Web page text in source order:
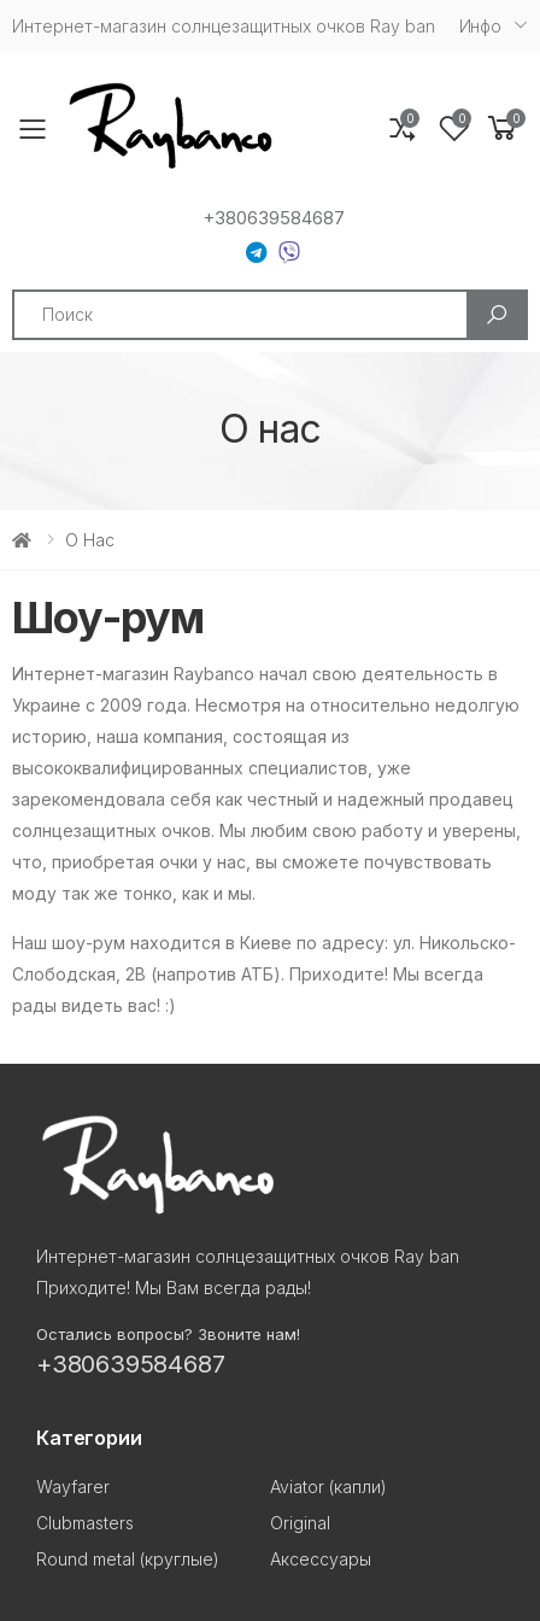
Интернет-магазин солнцезащитных очков Ray ban Инфо
Toggle mobile menu
+380639584687
Search
0 0 0
О нас
О Нас
Шоу-рум
Интернет-магазин Raybanco начал свою деятельность в
Украине с 2009 года. Несмотря на относительно недолгую
историю, наша компания, состоящая из
высококвалифицированных специалистов, уже
зарекомендовала себя как честный и надежный продавец
солнцезащитных очков. Мы любим свою работу и уверены,
что, приобретая очки у нас, вы сможете почувствовать
моду так же тонко, как и мы.
Наш шоу-рум находится в Киеве по адресу: ул. Никольско-
Слободская, 2B (напротив АТБ). Приходите! Мы всегда
рады видеть вас! :)
Интернет-магазин солнцезащитных очков Ray ban
Приходите! Мы Вам всегда рады!
Остались вопросы? Звоните нам!
+380639584687
Категории
Wayfarer
Aviator (капли)
Clubmasters
Original
Round metal (круглые)
Аксессуары